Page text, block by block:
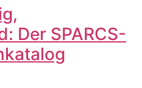
Der SPARCS-